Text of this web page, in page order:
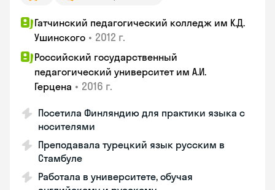
Гатчинский педагогический колледж им К.Д.
Ушинского • 2012 г.
Российский государственный
педагогический университет им А.И.
Герцена • 2016 г.
Посетила Финляндию для практики языка с
носителями
Преподавала турецкий язык русским в
Стамбуле
Работала в университете, обучая